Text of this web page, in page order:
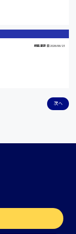
掲載更新日 2026/06/23
次へ